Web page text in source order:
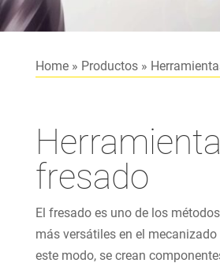
Home» Productos»
fresado
El fresado es uno de los
más versátiles en el mecanizado
este modo, se crean